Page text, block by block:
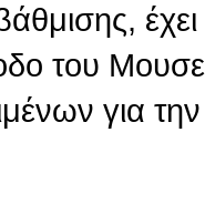
του
για